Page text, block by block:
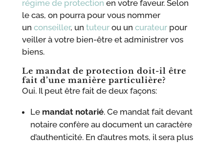
régime de protection en votre faveur. Selon
le cas, on pourra pour vous nommer
un conseiller, un tuteurou un curateurpour
veiller à votre bien-être et administrer vos
biens.
Le mandat de protection doit-il être
fait d’une manière particulière?
Oui. Il peut être fait de deux façons:
Le mandat notarié. Ce mandat fait devant
notaire confère au document un caractère
d’authenticité. En d’autres mots, il sera plus